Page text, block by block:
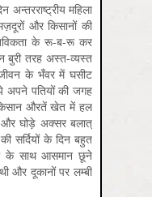
अन्तरराष्ट्रीय महिला
और किसानों की
के रू-ब-रू कर
बुरी तरह अस्त-व्यस्त
के भँवर में घसीट
अपने पतियों की जगह
औरतें खेत में हल
घोड़े अक्सर बलात्
सर्दियों के दिन बहुत
के साथ आसमान छूने
और दूकानों पर लम्बी